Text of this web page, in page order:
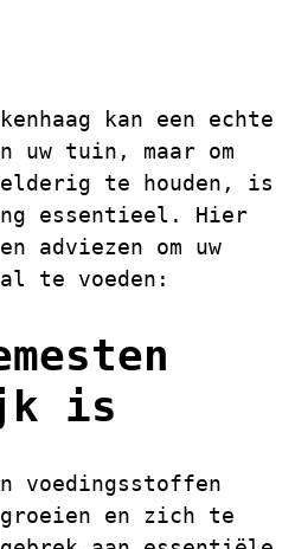
kan een echte
uw tuin, maar om
te houden, is
essentieel. Hier
adviezen om uw
te voeden:
is
voedingsstoffen
en zich te